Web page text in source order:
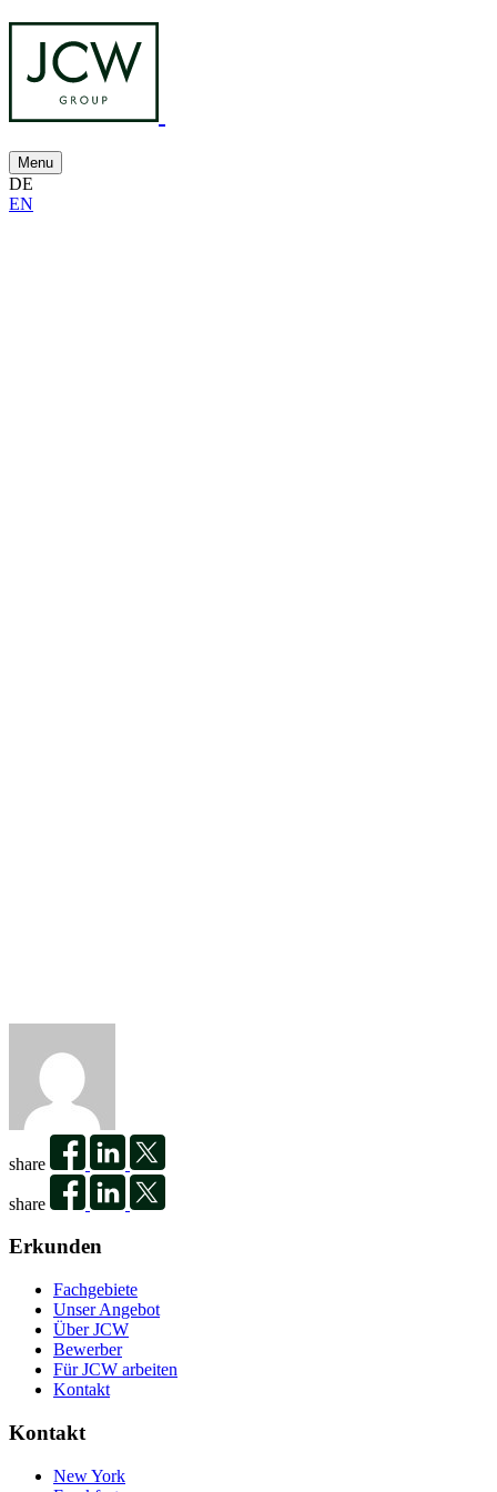
Menu
DE
EN
share
share
Erkunden
Fachgebiete
Unser Angebot
Über JCW
Bewerber
Für JCW arbeiten
Kontakt
Kontakt
New York